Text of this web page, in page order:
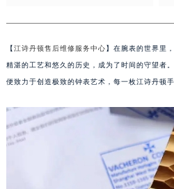
【江诗丹顿售后维修服务中心】在腕表的世界里
精湛的工艺和悠久的历史，成为了时间的守望者
便致力于创造极致的钟表艺术，每一枚江诗丹顿